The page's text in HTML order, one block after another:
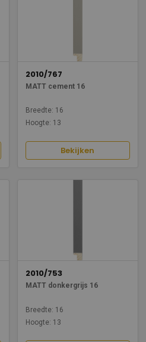
2010/767
MATT cement 16
Breedte: 16
Hoogte: 13
Bekijken
2010/753
MATT donkergrijs 16
Breedte: 16
Hoogte: 13